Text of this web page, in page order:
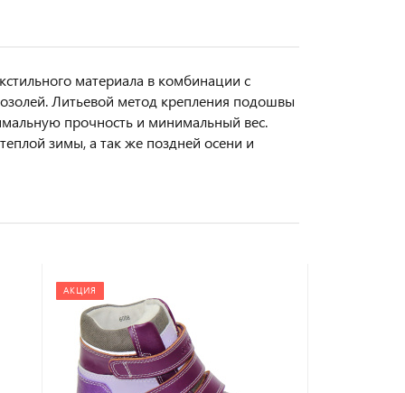
материала в комбинации с
Литьевой метод крепления подошвы
прочность и минимальный вес.
зимы, а так же поздней осени и
АКЦИЯ